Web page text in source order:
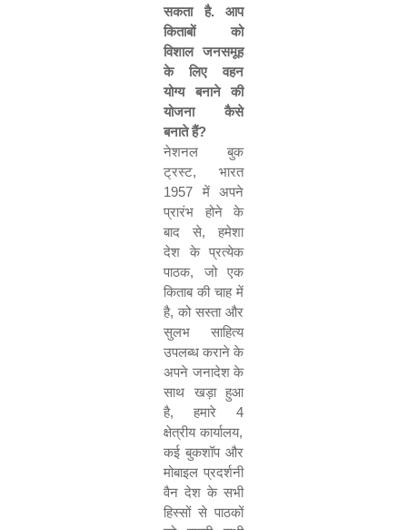
सकता है. आप
किताबों को
विशाल जनसमूह
के लिए वहन
योग्य बनाने की
योजना कैसे
बनाते हैं?
नेशनल बुक
ट्रस्ट, भारत
1957 में अपने
प्रारंभ होने के
बाद से, हमेशा
देश के प्रत्येक
पाठक, जो एक
किताब की चाह में
है, को सस्ता और
सुलभ साहित्य
उपलब्ध कराने के
अपने जनादेश के
साथ खड़ा हुआ
है, हमारे 4
क्षेत्रीय कार्यालय,
कई बुकशॉप और
मोबाइल प्रदर्शनी
वैन देश के सभी
हिस्सों से पाठकों